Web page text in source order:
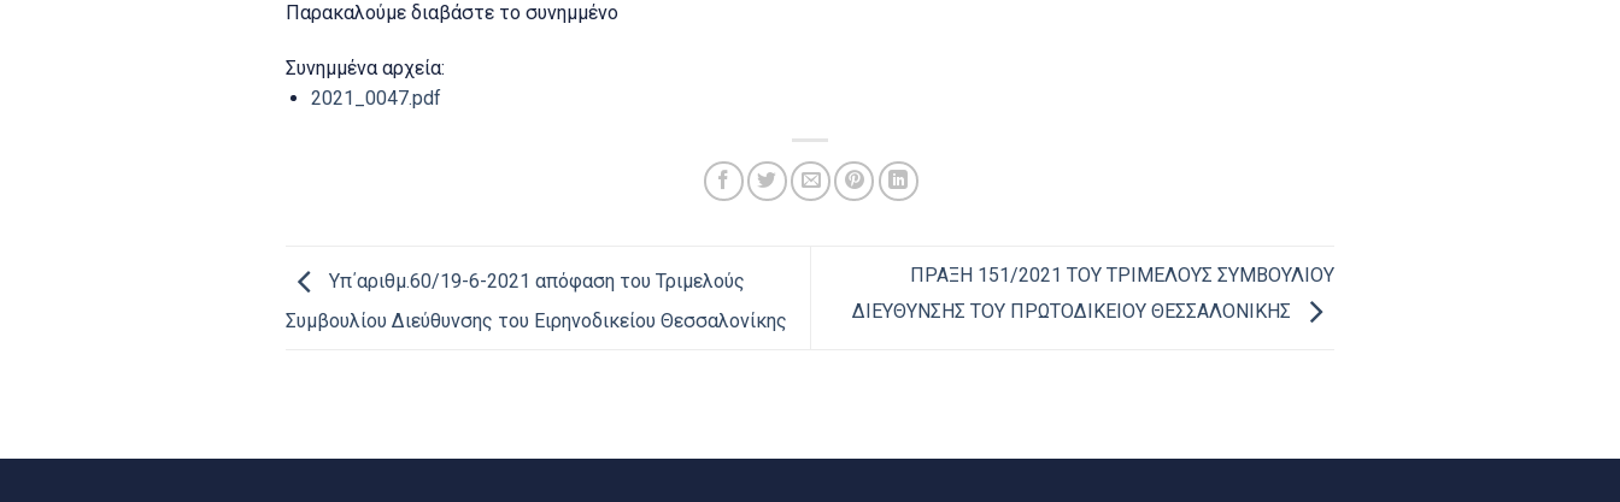
Παρακαλούμε διαβάστε το συνημμένο
Συνημμένα αρχεία:
2021_0047.pdf
Υπ΄αριθμ.60/19-6-2021 απόφαση του Τριμελούς
Συμβουλίου Διεύθυνσης του Ειρηνοδικείου Θεσσαλονίκης
ΠΡΑΞΗ 151/2021 ΤΟΥ ΤΡΙΜΕΛΟΥΣ ΣΥΜΒΟΥΛΙΟΥ
ΔΙΕΥΘΥΝΣΗΣ ΤΟΥ ΠΡΩΤΟΔΙΚΕΙΟΥ ΘΕΣΣΑΛΟΝΙΚΗΣ